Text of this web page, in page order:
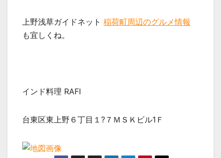
上野浅草ガイドネット 稲荷町周辺のグルメ情報
も宜しくね。
インド料理 RAFI
台東区東上野６丁目１?７ＭＳＫビル1Ｆ